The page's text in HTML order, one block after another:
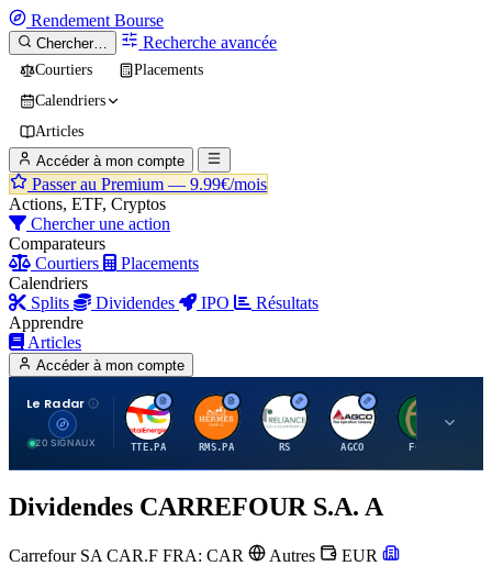
Rendement Bourse
Chercher… Recherche avancée
Courtiers
Placements
Calendriers
Articles
Accéder à mon compte
Passer au Premium — 9.99€/mois
Actions, ETF, Cryptos
Chercher une action
Comparateurs
Courtiers
Placements
Calendriers
Splits
Dividendes IPO
Résultats
Apprendre
Articles
Accéder à mon compte
Le Radar
20 SIGNAUX
T
TTE.PA
H
RMS.PA
R
RS
A
AGCO FCFS
Dividendes CARREFOUR S.A. A
Carrefour SA CAR.F FRA: CAR Autres
EUR